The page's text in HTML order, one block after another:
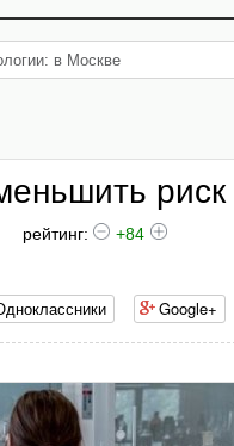
в Москве открылся
рейтинг: +84
Google+